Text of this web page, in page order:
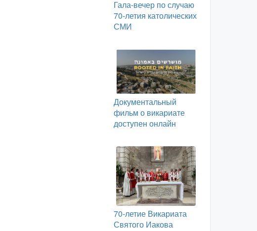
Гала-вечер по случаю
70-летия католических
СМИ
Документальный
фильм о викариате
доступен онлайн
70-летие Викариата
Святого Иакова